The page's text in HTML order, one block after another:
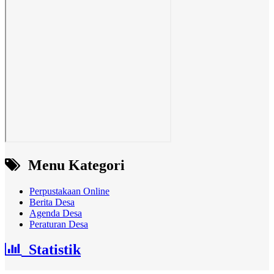
Menu Kategori
Perpustakaan Online
Berita Desa
Agenda Desa
Peraturan Desa
Statistik